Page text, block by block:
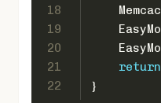
18
19
20
21
22
return
}